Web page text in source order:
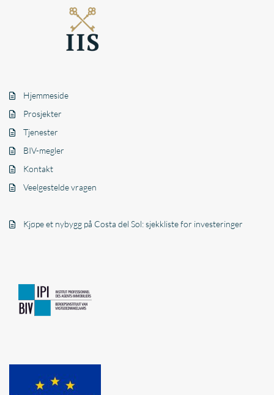
Hjemmeside
Prosjekter
Tjenester
BIV-megler
Kontakt
Veelgestelde vragen
Kjøpe et nybygg på Costa del Sol: sjekkliste for investeringer